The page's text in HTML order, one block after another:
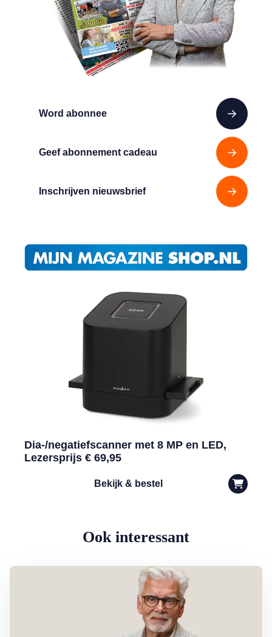
Word abonnee
Geef abonnement cadeau
Inschrijven nieuwsbrief
Dia-/negatiefscanner met 8 MP en LED,
Lezersprijs € 69,95
Bekijk & bestel
Ook interessant
Lees meer over Column Jan Slagter: Samen staan we sterk